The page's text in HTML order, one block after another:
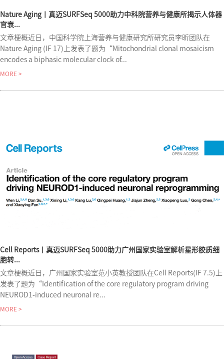
Nature Aging丨真迈SURFSeq 5000助力中科院营养与健康所揭示人体器
官衰...
文章梗概近日，中国科学院上海营养与健康研究所研究员李昕团队在
Nature Aging (IF 17)上发表了题为“Mitochondrial clonal mosaicism
encodes a biphasic molecular clock of...
MORE >
Cell Reports丨真迈SURFSeq 5000助力广州国家实验室解析星形胶质细
胞转...
文章梗概近日，广州国家实验室范小英教授团队在Cell Reports(IF 7.5)上
发表了题为“Identification of the core regulatory program driving
NEUROD1-induced neuronal re...
MORE >